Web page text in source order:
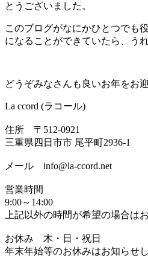
とうございました。
このブログがなにかひとつでも
になることができていたら、う
どうぞみなさんも良いお年をお
La ccord (ラコール)
住所 〒512-0921
三重県四日市市 尾平町2936-1
メール info@la-ccord.net
営業時間
9:00～14:00
上記以外の時間が希望の場合は
お休み 木・日・祝日
年末年始等のお休みはお知らせ